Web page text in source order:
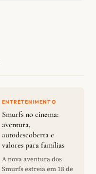
ENTRETENIMENTO
Smurfs no cinema:
aventura,
autodescoberta e
valores para famílias
A nova aventura dos
Smurfs estreia em 18 de